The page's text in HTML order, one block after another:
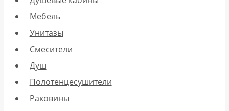
Мебель
Унитазы
Смесители
Душ
Полотенцесушители
Раковины